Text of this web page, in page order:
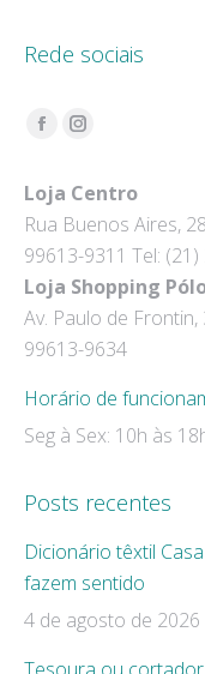
Rede sociais
Encontre-nos em:
Facebook
opens
in
new
window
Instagram
opens
in
new
window
Loja Centro
Rua Buenos Aires,
99613-9311 Tel:
Loja Shopping
Av. Paulo de
99613-9634
Horário de
Seg à Sex: 10h às
Posts recentes
Dicionário têxtil
fazem sentido
4 de agosto de 2026